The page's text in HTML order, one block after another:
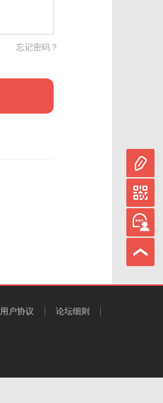
忘记密码？
用户协议 论坛细则